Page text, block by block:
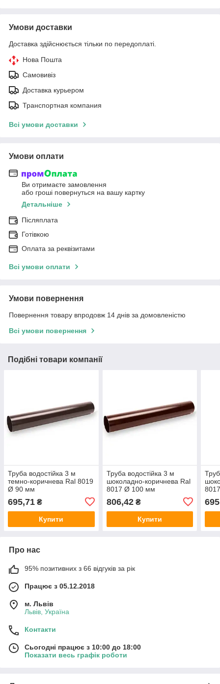
Умови доставки
Доставка здійснюється тільки по передоплаті.
Нова Пошта
Самовивіз
Доставка курьером
Транспортная компания
Всі умови доставки
Умови оплати
Ви отримаєте замовлення
або гроші повернуться на вашу картку
Детальніше
Післяплата
Готівкою
Оплата за реквізитами
Всі умови оплати
Умови повернення
Повернення товару впродовж 14 днів за домовленістю
Всі умови повернення
Подібні товари компанії
Труба водостійка 3 м
темно-коричнева Ral 8019
Ø 90 мм
695,71 ₴
Купити
Труба водостійка 3 м
шоколадно-коричнева Ral
8017 Ø 100 мм
806,42₴
Купити
Про нас
95% позитивних з 66 відгуків за рік
Працює з 05.12.2018
м. Львів
Львів, Україна
Контакти
Сьогодні працює з 10:00 до 18:00
Показати весь графік роботи